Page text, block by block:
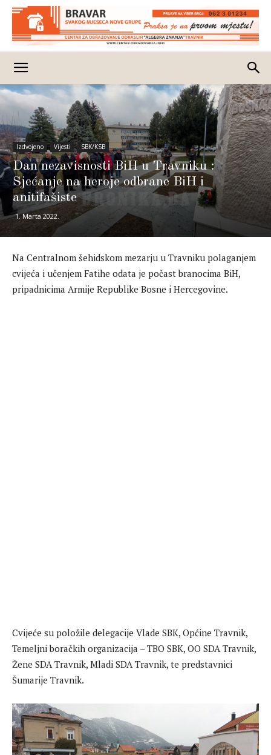
Izdvojeno Vijesti SBK/KSB
Dan nezavisnosti BiH u Travniku :
Sjećanje na heroje odbrane BiH i
anitifašiste
1. Marta 2022.
Na Centralnom šehidskom mezarju u Travniku polaganjem
cvijeća i učenjem Fatihe odata je počast branocima BiH,
pripadnicima Armije Republike Bosne i Hercegovine.
Cvijeće su položile delegacije Vlade SBK, Općine Travnik,
Temeljni boračkih organizacija – TBO SBK, OO SDA Travnik,
Žene SDA Travnik, Mladi SDA Travnik, te predstavnici
Šumarije Travnik.